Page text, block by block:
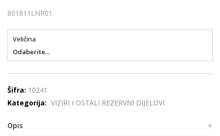
801811LNR01
Veličina
Odaberite...
Šifra: 10241
Kategorija: VIZIRI I OSTALI REZERVNI DIJELOVI
Opis